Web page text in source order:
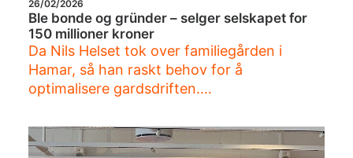
26/02/2026
Ble bonde og gründer – selger selskapet for
150 millioner kroner
Da Nils Helset tok over familiegården i
Hamar, så han raskt behov for å
optimalisere gardsdriften.…